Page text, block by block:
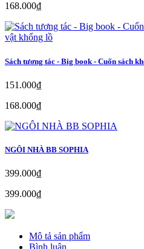
168.000₫
Sách tương tác - Big book - Cuốn sách
151.000₫
168.000₫
NGÔI NHÀ BB SOPHIA
399.000₫
399.000₫
Mô tả sản phẩm
Bình luận